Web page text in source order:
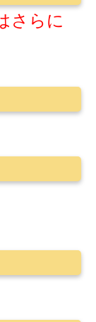
さらに